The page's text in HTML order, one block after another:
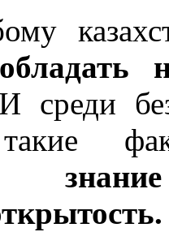
обладать
И среди
такие